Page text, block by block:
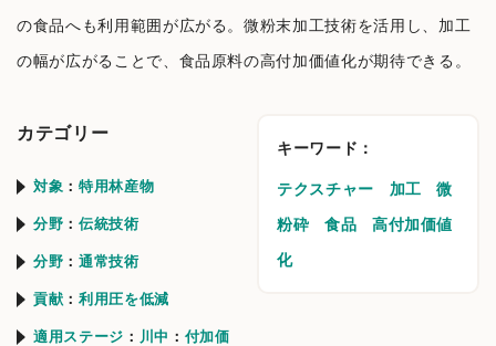
の食品へも利用範囲が広がる。微粉末加工技術を活用し、加工
の幅が広がることで、食品原料の高付加価値化が期待できる。
カテゴリー
対象 特用林産物
分野 伝統技術
分野 通常技術
貢献 利用圧を低減
適用ステージ 川中
付加価
キーワード：
テクスチャー 加工
微
粉砕
食品
高付加価値
化